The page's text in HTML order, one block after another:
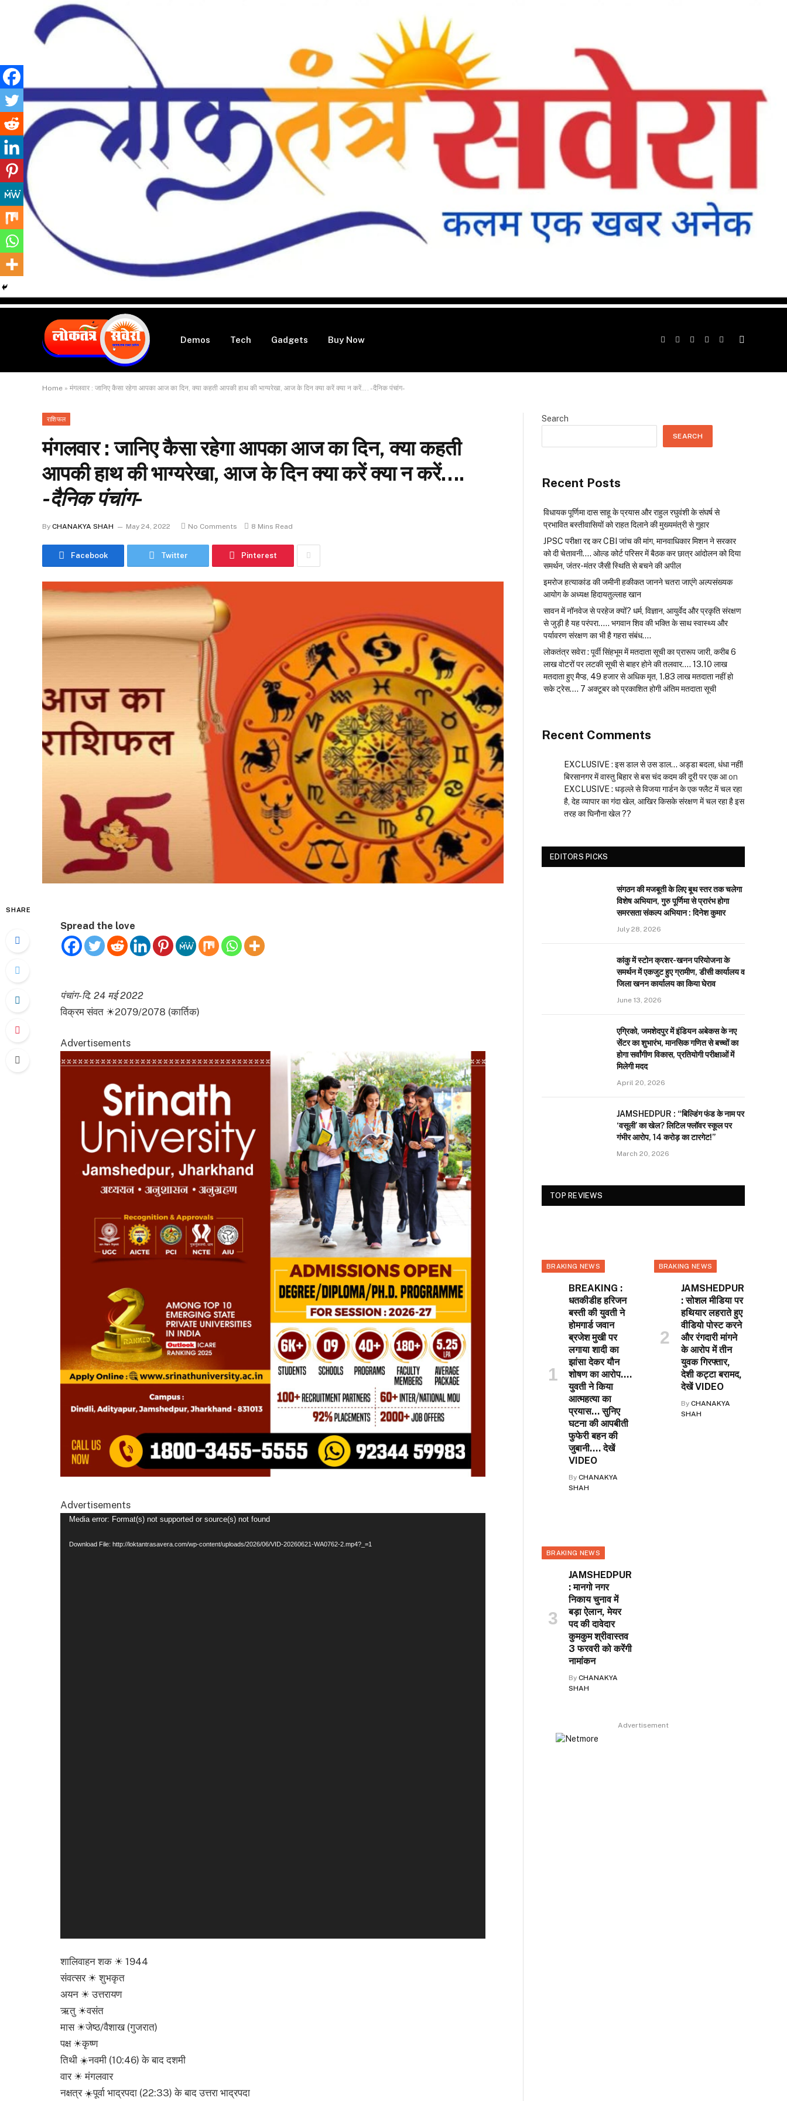
Demos Tech Gadgets Buy Now
Facebook
TwitterInstagram
YouTubeTelegram
Home » मंगलवार : जानिए कैसा रहेगा आपका आज का दिन, क्या कहती आपकी हाथ की भाग्यरेखा, आज के दिन क्या करें क्या न करें…. -दैनिक पंचांग-
राशिफल
मंगलवार : जानिए कैसा रहेगा आपका आज का दिन, क्या कहती
आपकी हाथ की भाग्यरेखा, आज के दिन क्या करें क्या न करें….
-दैनिक पंचांग-
By CHANAKYA SHAH May 24, 2022 No Comments 8 Mins Read
Facebook Twitter Pinterest
SHARE
Spread the love
पंचांग-दि. 24 मई 2022
विक्रम संवत ☀2079/2078 (कार्तिक)
Advertisements
Advertisements
Video
Media error: Format(s) not supported or source(s) not found
Download File: http://loktantrasavera.com/wp-content/uploads/2026/06/VID-20260621-WA0762-2.mp4?_=1
शालिवाहन शक ☀ 1944
संवत्सर ☀ शुभकृत
अयन ☀ उत्तरायण
ऋतु ☀वसंत
मास ☀जेष्ठ/वैशाख (गुजरात)
पक्ष ☀कृष्ण
तिथी ☀️नवमी (10:46) के बाद दशमी
वार ☀ मंगलवार
नक्षत्र ☀️पूर्वा भाद्रपदा (22:33) के बाद उत्तरा भाद्रपदा
Search
SEARCH
Recent Posts
विधायक पूर्णिमा दास साहू के प्रयास और राहुल रघुवंशी के संघर्ष से
प्रभावित बस्तीवासियों को राहत दिलाने की मुख्यमंत्री से गुहार
JPSC परीक्षा रद्द कर CBI जांच की मांग, मानवाधिकार मिशन ने सरकार
को दी चेतावनी…. ओल्ड कोर्ट परिसर में बैठक कर छात्र आंदोलन को दिया
समर्थन, जंतर-मंतर जैसी स्थिति से बचने की अपील
इमरोज हत्याकांड की जमीनी हकीकत जानने चतरा जाएंगे अल्पसंख्यक
आयोग के अध्यक्ष हिदायतुल्लाह खान
सावन में नॉनवेज से परहेज क्यों? धर्म, विज्ञान, आयुर्वेद और प्रकृति संरक्षण
से जुड़ी है यह परंपरा….. भगवान शिव की भक्ति के साथ स्वास्थ्य और
पर्यावरण संरक्षण का भी है गहरा संबंध….
लोकतंत्र सवेरा : पूर्वी सिंहभूम में मतदाता सूची का प्रारूप जारी, करीब 6
लाख वोटरों पर लटकी सूची से बाहर होने की तलवार…. 13.10 लाख
मतदाता हुए मैप्ड, 49 हजार से अधिक मृत, 1.83 लाख मतदाता नहीं हो
सके ट्रेस…. 7 अक्टूबर को प्रकाशित होगी अंतिम मतदाता सूची
Recent Comments
EXCLUSIVE : इस डाल से उस डाल… अड्डा बदला, धंधा नहीं!
बिरसानगर में वास्तु बिहार से बस चंद कदम की दूरी पर एक आon
EXCLUSIVE : धड़ल्ले से विजया गार्डन के एक फ्लैट में चल रहा
है, देह व्यापार का गंदा खेल, आखिर किसके संरक्षण में चल रहा है इस
तरह का घिनौना खेल ??
EDITORS PICKS
संगठन की मजबूती के लिए बूथ स्तर तक चलेगा
विशेष अभियान, गुरु पूर्णिमा से प्रारंभ होगा
समरसता संकल्प अभियान : दिनेश कुमार
July 28, 2026
कांकु में स्टोन क्रशर-खनन परियोजना के
समर्थन में एकजुट हुए ग्रामीण, डीसी कार्यालय व
जिला खनन कार्यालय का किया घेराव
June 13, 2026
एग्रिको, जमशेदपुर में इंडियन अबेकस के नए
सेंटर का शुभारंभ, मानसिक गणित से बच्चों का
होगा सर्वांगीण विकास, प्रतियोगी परीक्षाओं में
मिलेगी मदद
April 20, 2026
JAMSHEDPUR : “बिल्डिंग फंड के नाम पर
‘वसूली’ का खेल? लिटिल फ्लॉवर स्कूल पर
गंभीर आरोप, 14 करोड़ का टारगेट!”
March 20, 2026
TOP REVIEWS
BRAKING NEWS
BREAKING :
धतकीडीह हरिजन
बस्ती की युवती ने
होमगार्ड जवान
ब्रजेश मुखी पर
लगाया शादी का
झांसा देकर यौन
शोषण का आरोप….
युवती ने किया
आत्महत्या का
प्रयास… सुनिए
घटना की आपबीती
फुफेरी बहन की
जुबानी…. देखें
VIDEO
By CHANAKYA
SHAH
BRAKING NEWS
JAMSHEDPUR
: सोशल मीडिया पर
हथियार लहराते हुए
वीडियो पोस्ट करने
और रंगदारी मांगने
के आरोप में तीन
युवक गिरफ्तार,
देशी कट्टा बरामद,
देखें VIDEO
By CHANAKYA
SHAH
BRAKING NEWS
JAMSHEDPUR
: मानगो नगर
निकाय चुनाव में
बड़ा ऐलान, मेयर
पद की दावेदार
कुमकुम श्रीवास्तव
3 फरवरी को करेंगी
नामांकन
By CHANAKYA
SHAH
Advertisement